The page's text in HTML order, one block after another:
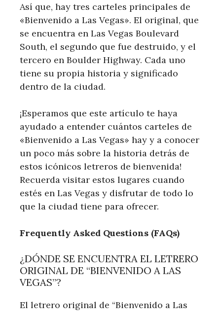
Así que, hay tres carteles principales de
«Bienvenido ⁤a Las Vegas». El original, que
se encuentra en Las Vegas Boulevard
South, ⁢el ​segundo que ⁢fue destruido, y el
tercero en Boulder⁤ Highway.‍ Cada uno ​
tiene​ su propia historia ‍y significado
dentro de la ciudad.
¡Esperamos que este artículo te haya
ayudado a⁤ entender cuántos​ carteles de
«Bienvenido a Las Vegas» hay ‍y a conocer
un poco ⁣más sobre ​la historia detrás⁤ de
estos icónicos letreros de bienvenida!
Recuerda visitar estos lugares ⁣cuando
estés en Las Vegas y disfrutar de todo‍ lo ​
que la ciudad tiene para ofrecer.
Frequently Asked Questions (FAQs)
¿DÓNDE SE ENCUENTRA EL LETRERO​
ORIGINAL DE “BIENVENIDO ⁤A LAS
VEGAS”?
El letrero original de “Bienvenido a Las